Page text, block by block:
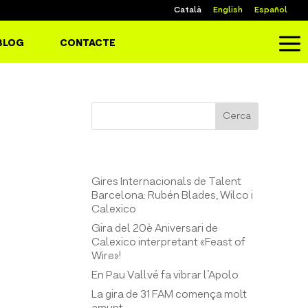
Català English Español
CONTACTE a
Cerca
Gires Internacionals de Talent
Barcelona: Rubén Blades, Wilco i
Calexico
Gira del 20è Aniversari de
Calexico interpretant «Feast of
Wire»!
En Pau Vallvé fa vibrar l’Apolo
La gira de 31 FAM comença molt